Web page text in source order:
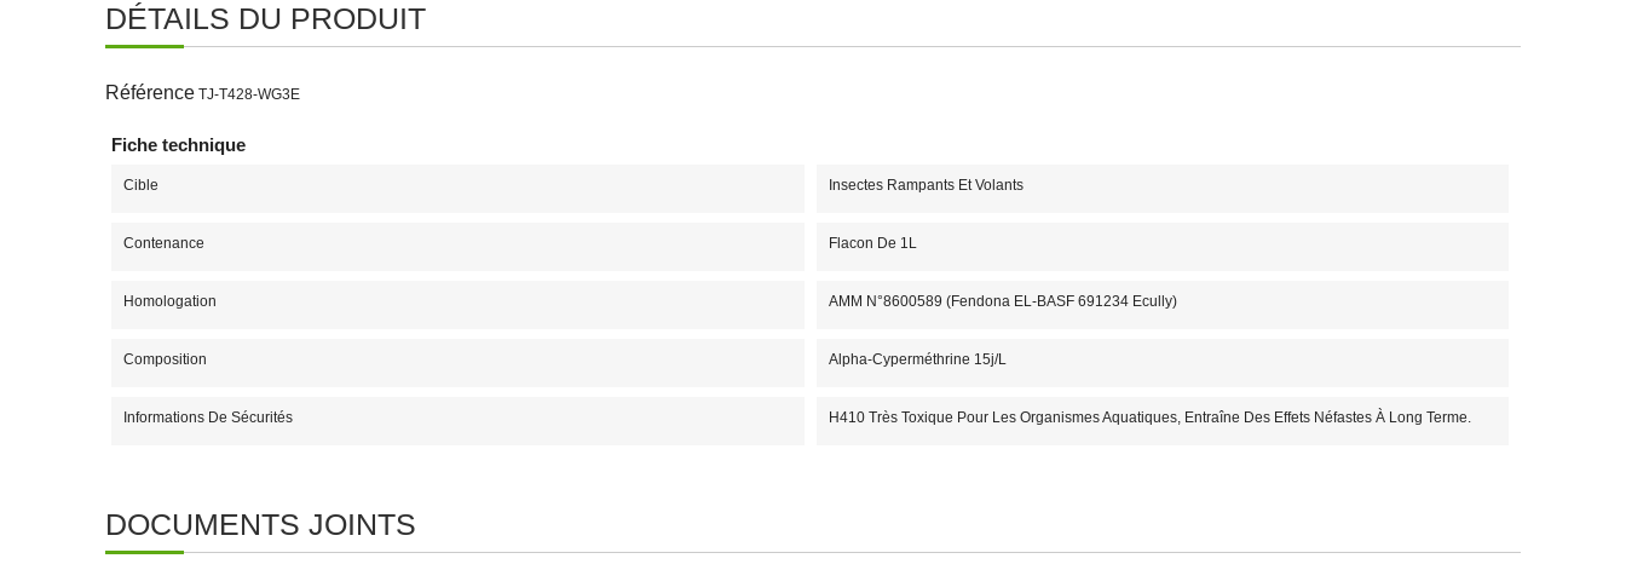
DÉTAILS DU PRODUIT
Référence TJ-T428-WG3E
Fiche technique
Cible Insectes Rampants Et Volants
Contenance Flacon De 1L
Homologation AMM N°8600589 (Fendona EL-BASF 691234 Ecully)
Composition Alpha-Cyperméthrine 15j/L
Informations De Sécurités H410 Très Toxique Pour Les Organismes Aquatiques, Entraîne Des Effets Néfastes À Long Terme.
DOCUMENTS JOINTS